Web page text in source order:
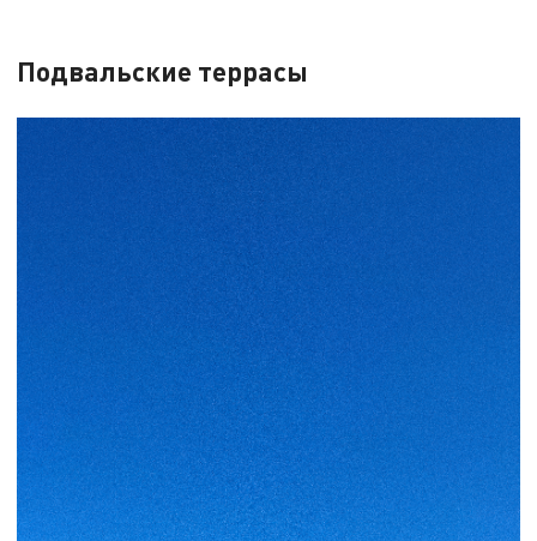
Подвальские террасы